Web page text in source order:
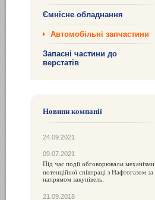
Ємнісне обладнання
Автомобільні запчастини
Запасні частини до
верстатів
Новини компанії
24.09.2021
09.07.2021
Під час події обговорювали механізми
потенційної співпраці з Нафтогазом за
напрямом закупівель.
21.09.2018